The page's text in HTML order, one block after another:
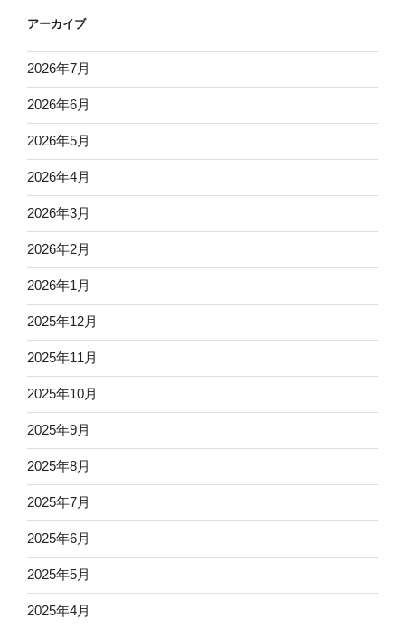
アーカイブ
2026年7月
2026年6月
2026年5月
2026年4月
2026年3月
2026年2月
2026年1月
2025年12月
2025年11月
2025年10月
2025年9月
2025年8月
2025年7月
2025年6月
2025年5月
2025年4月